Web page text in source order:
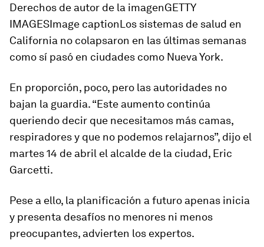
Derechos de autor de la imagenGETTY
IMAGESImage captionLos sistemas de salud en
California no colapsaron en las últimas semanas
como sí pasó en ciudades como Nueva York.
En proporción, poco, pero las autoridades no
bajan la guardia. “Este aumento continúa
queriendo decir que necesitamos más camas,
respiradores y que no podemos relajarnos”, dijo el
martes 14 de abril el alcalde de la ciudad, Eric
Garcetti.
Pese a ello, la planificación a futuro apenas inicia
y presenta desafíos no menores ni menos
preocupantes, advierten los expertos.